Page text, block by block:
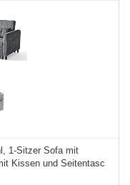
1-Sitzer Sofa mit
Kissen und Seitentasc